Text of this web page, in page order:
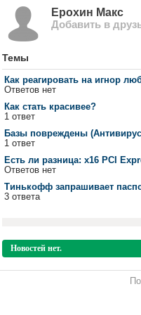
Ерохин Макс
Добавить в
Темы
Как реагировать на игнор
Ответов нет
Как стать красивее?
1 ответ
Базы повреждены
1 ответ
Есть ли разница: x16 PCI
Ответов нет
Тинькофф запрашивает
3 ответа
Новостей нет.